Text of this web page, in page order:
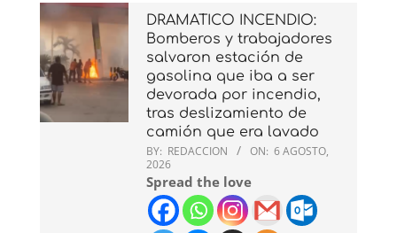
DRAMATICO INCENDIO:
Bomberos y trabajadores
salvaron estación de
gasolina que iba a ser
devorada por incendio,
tras deslizamiento de
camión que era lavado
BY: REDACCION ON: 6 AGOSTO,
2026
Spread the love